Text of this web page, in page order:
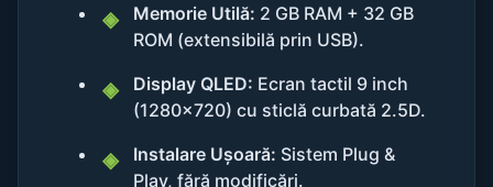
Memorie Utilă: 2 GB RAM + 32 GB
ROM (extensibilă prin USB).
Display QLED: Ecran tactil 9 inch
(1280x720) cu sticlă curbată 2.5D.
Instalare Ușoară: Sistem Plug &
Play, fără modificări.